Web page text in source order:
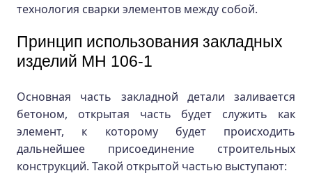
технология сварки элементов между собой.
Принцип использования закладных
изделий МН 106-1
Основная часть закладной детали заливается
бетоном, открытая часть будет служить как
элемент, к которому будет происходить
дальнейшее присоединение строительных
конструкций. Такой открытой частью выступают: